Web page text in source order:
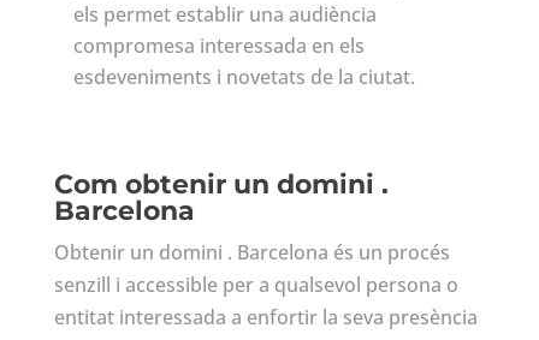
els permet establir una audiència
compromesa interessada en els
esdeveniments i novetats de la ciutat.
Com obtenir un domini .
Barcelona
Obtenir un domini . Barcelona és un procés
senzill i accessible per a qualsevol persona o
entitat interessada a enfortir la seva presència